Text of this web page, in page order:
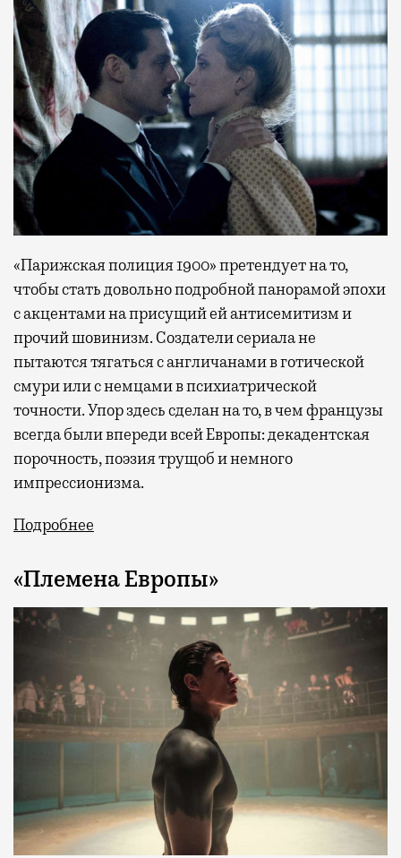
«Парижская полиция 1900» претендует на то,
чтобы стать довольно подробной панорамой эпохи
с акцентами на присущий ей антисемитизм и
прочий шовинизм. Создатели сериала не
пытаются тягаться с англичанами в готической
смури или с немцами в психиатрической
точности. Упор здесь сделан на то, в чем французы
всегда были впереди всей Европы: декадентская
порочность, поэзия трущоб и немного
импрессионизма.
Подробнее
«Племена Европы»